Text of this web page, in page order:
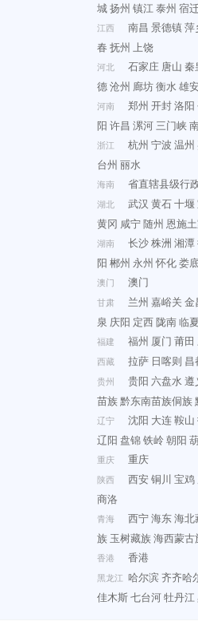
城扬州 镇江泰州 宿
江西 南昌 景德镇萍
春 抚州 上饶
河北 石家庄 唐山 秦
德沧州 廊坊衡水雄
河南 郑州 开封洛阳
阳 许昌 漯河三门峡
浙江 杭州 宁波 温州
台州 丽水
海南 省直辖县级行
湖北 武汉 黄石十堰
黄冈 咸宁随州 恩施
湖南 长沙株洲 湘潭
阳 郴州 永州 怀化娄
澳门 澳门
甘肃 兰州 嘉峪关 金
泉 庆阳 定西陇南临
福建 福州 厦门 莆田
西藏 拉萨 日喀则 昌
贵州 贵阳 六盘水遵
苗族黔东南苗族侗族
辽宁 沈阳 大连鞍山
辽阳 盘锦铁岭朝阳
重庆 重庆
陕西 西安铜川 宝鸡
商洛
青海 西宁海东海北
族 玉树藏族海西蒙古
香港 香港
黑龙江 哈尔滨齐齐哈
佳木斯七台河牡丹江